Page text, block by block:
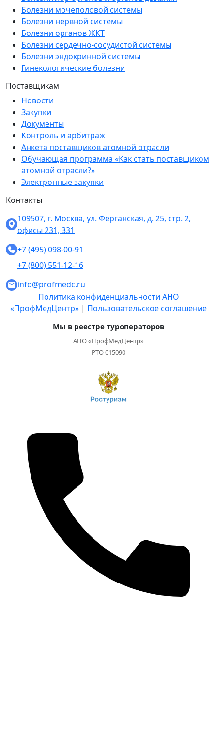
Болезни мочеполовой системы
Болезни нервной системы
Болезни органов ЖКТ
Болезни сердечно-сосудистой системы
Болезни эндокринной системы
Гинекологические болезни
Поставщикам
Новости
Закупки
Документы
Контроль и арбитраж
Анкета поставщиков атомной отрасли
Обучающая программа «Как стать поставщиком
атомной отрасли?»
Электронные закупки
Контакты
109507, г. Москва, ул. Ферганская, д. 25, стр. 2,
офисы 231, 331
+7 (495) 098-00-91
+7 (800) 551-12-16
info@profmedc.ru
Политика конфиденциальности АНО
«ПрофМедЦентр» | Пользовательское соглашение
Мы в реестре туроператоров
АНО «ПрофМедЦентр»
РТО 015090